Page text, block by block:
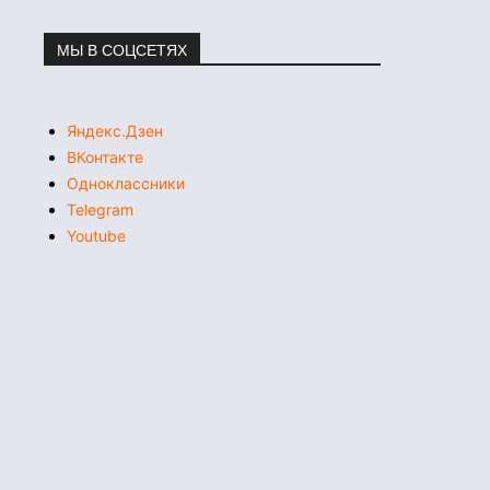
МЫ В СОЦСЕТЯХ
Яндекс.Дзен
ВКонтакте
Одноклассники
Telegram
Youtube